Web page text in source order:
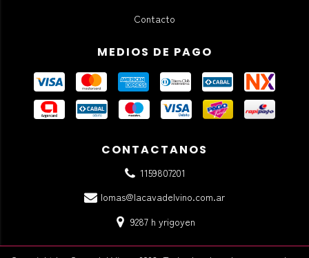
Contacto
MEDIOS DE PAGO
CONTACTANOS
1159807201
lomas@lacavadelvino.com.ar
9287 h yrigoyen